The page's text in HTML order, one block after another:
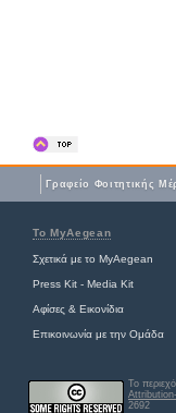
Γραφείο Φοιτητικής
Το MyAegean
Σχετικά με το MyAegean
Press Kit - Media Kit
Αφίσες & Εικονίδια
Επικοινωνία με την Ομάδα
Το
2692